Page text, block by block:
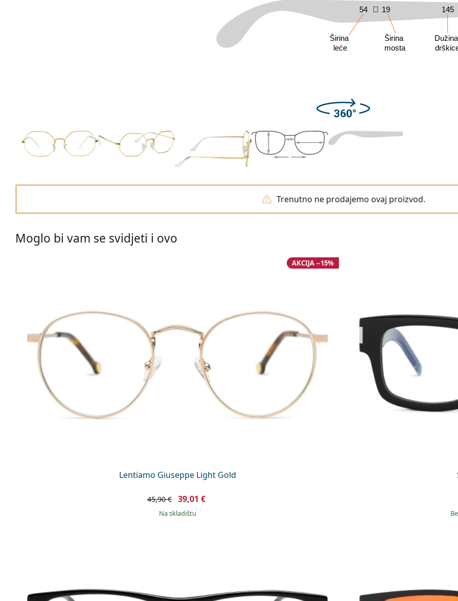
54 19 145
Širina
leće
Širina
mosta
Trenutno ne prodajemo ovaj proizvod.
Moglo bi vam se svidjeti i ovo
Lentiamo Giuseppe Light Gold
AKCIJA −15%
45,90 € 39,01 €
na skladištu